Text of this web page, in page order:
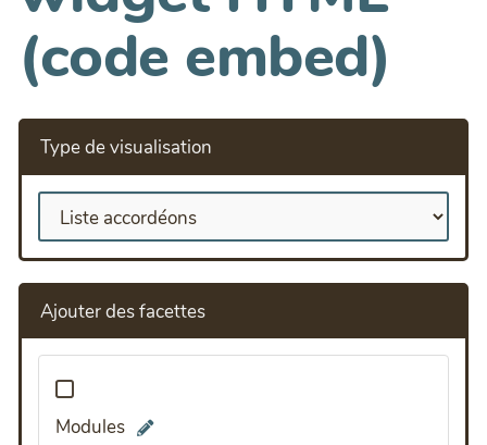
(code embed)
Type de visualisation
Ajouter des facettes
Modules